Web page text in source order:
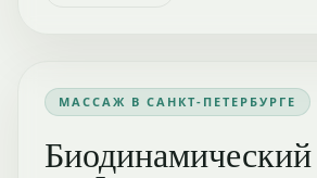
МАССАЖ В САНКТ-ПЕТЕРБУРГЕ